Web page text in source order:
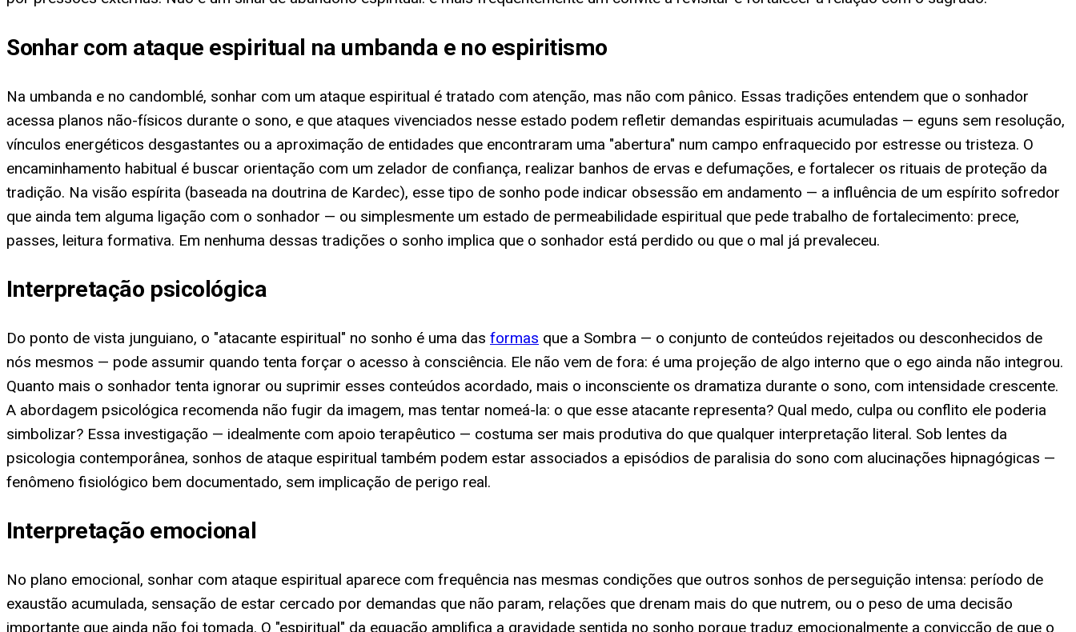
Sonhar com ataque espiritual na umbanda e no espiritismo
Na umbanda e no candomblé, sonhar com um ataque espiritual é tratado com atenção, mas não com pânico. Essas tradições entendem que o sonhador
acessa planos não-físicos durante o sono, e que ataques vivenciados nesse estado podem refletir demandas espirituais acumuladas — eguns sem resolução,
vínculos energéticos desgastantes ou a aproximação de entidades que encontraram uma "abertura" num campo enfraquecido por estresse ou tristeza. O
encaminhamento habitual é buscar orientação com um zelador de confiança, realizar banhos de ervas e defumações, e fortalecer os rituais de proteção da
tradição. Na visão espírita (baseada na doutrina de Kardec), esse tipo de sonho pode indicar obsessão em andamento — a influência de um espírito sofredor
que ainda tem alguma ligação com o sonhador — ou simplesmente um estado de permeabilidade espiritual que pede trabalho de fortalecimento: prece,
passes, leitura formativa. Em nenhuma dessas tradições o sonho implica que o sonhador está perdido ou que o mal já prevaleceu.
Interpretação psicológica
Do ponto de vista junguiano, o "atacante espiritual" no sonho é uma das formas que a Sombra — o conjunto de conteúdos rejeitados ou desconhecidos de
nós mesmos — pode assumir quando tenta forçar o acesso à consciência. Ele não vem de fora: é uma projeção de algo interno que o ego ainda não integrou.
Quanto mais o sonhador tenta ignorar ou suprimir esses conteúdos acordado, mais o inconsciente os dramatiza durante o sono, com intensidade crescente.
A abordagem psicológica recomenda não fugir da imagem, mas tentar nomeá-la: o que esse atacante representa? Qual medo, culpa ou conflito ele poderia
simbolizar? Essa investigação — idealmente com apoio terapêutico — costuma ser mais produtiva do que qualquer interpretação literal. Sob lentes da
psicologia contemporânea, sonhos de ataque espiritual também podem estar associados a episódios de paralisia do sono com alucinações hipnagógicas —
fenômeno fisiológico bem documentado, sem implicação de perigo real.
Interpretação emocional
No plano emocional, sonhar com ataque espiritual aparece com frequência nas mesmas condições que outros sonhos de perseguição intensa: período de
exaustão acumulada, sensação de estar cercado por demandas que não param, relações que drenam mais do que nutrem, ou o peso de uma decisão
importante que ainda não foi tomada. O "espiritual" da equação amplifica a gravidade sentida no sonho porque traduz emocionalmente a convicção de que o